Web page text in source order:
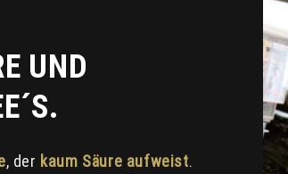
UND
, der kaum Säure aufweist.